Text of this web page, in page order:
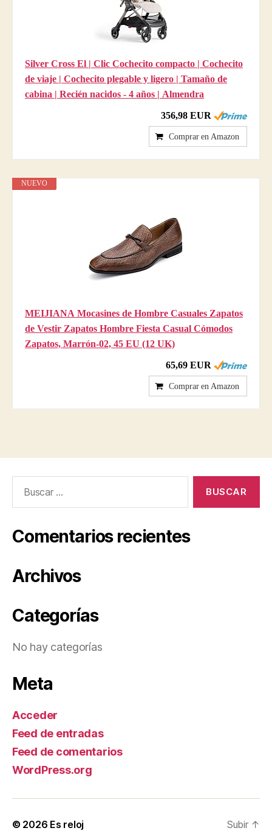
Silver Cross El | Clic Cochecito compacto | Cochecito
de viaje | Cochecito plegable y ligero | Tamaño de
cabina | Recién nacidos - 4 años | Almendra
356,98 EUR
Comprar en Amazon
NUEVO
MEIJIANA Mocasines de Hombre Casuales Zapatos
de Vestir Zapatos Hombre Fiesta Casual Cómodos
Zapatos, Marrón-02, 45 EU (12 UK)
65,69 EUR
Comprar en Amazon
Comentarios recientes
Archivos
Categorías
No hay categorías
Meta
Acceder
Feed de entradas
Feed de comentarios
WordPress.org
© 2026 Es reloj Subir ↑